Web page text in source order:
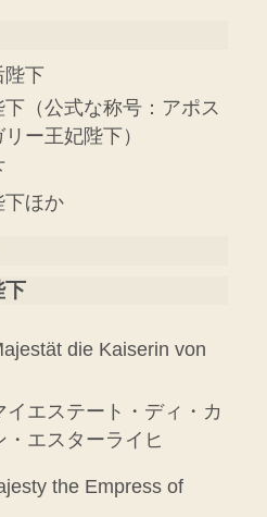
陛下
（公式な称号：アポス
ー王妃陛下）
下ほか
下
die Kaiserin von
エステート・ディ・カ
エスターライヒ
the Empress of